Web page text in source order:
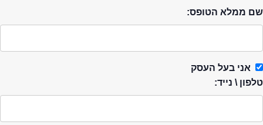
שם ממלא הטופס:
אני בעל העסק
טלפון \ נייד: